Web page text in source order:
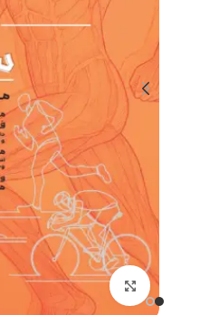
برای بزرگنمایی کلیک کنید